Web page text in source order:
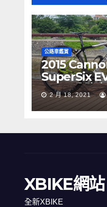
公路車鑑賞
2015
SuperSix
MOD 公路車
2 月 18, 2021
XBIKE網站
全新XBIKE